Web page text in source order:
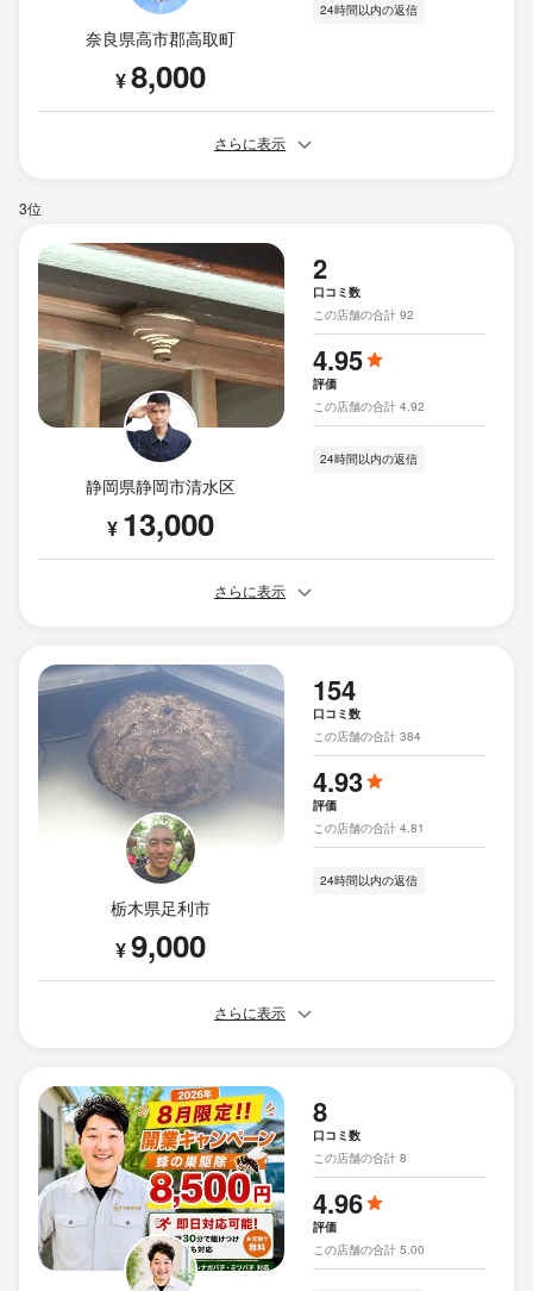
奈良県高市郡高取町
¥8,000
24時間以内の返信
さらに表示
3位
静岡県静岡市清水区
¥ 13,000
2
口コミ数
この店舗の合計 92
4.95
評価
この店舗の合計 4.92
24時間以内の返信
さらに表示
栃木県足利市
¥9,000
154
口コミ数
この店舗の合計 384
4.93
評価
この店舗の合計 4.81
24時間以内の返信
さらに表示
8
口コミ数
この店舗の合計 8
4.96
評価
この店舗の合計 5.00